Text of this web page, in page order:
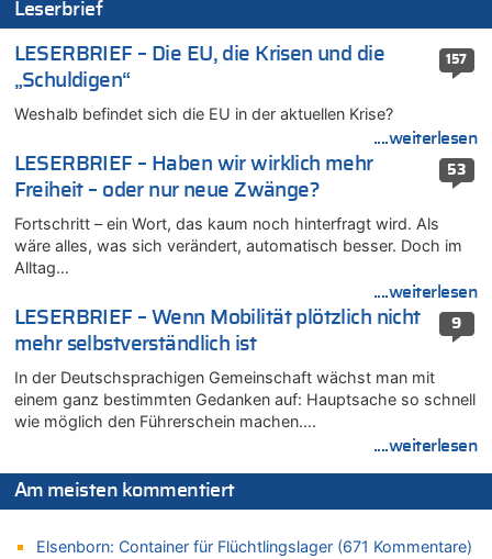
07.08.2026 - 13:31 von Guido Scholzen zu
Wasserstand des Rheins in NRW so niedrig wie noch nie
07.08.2026 - 13:23 von JoKrings zu
Tempolimit in 30er-Zonen – Untersuchung von Vias
07.08.2026 - 13:20 von JoKrings zu
In Belgien missachten zwei von drei Autofahrern das
Tempolimit in 30er-Zonen – Untersuchung von Vias
07.08.2026 - 13:04 von Kein Raser zu
In Belgien missachten zwei von drei Autofahrern das
Tempolimit in 30er-Zonen – Untersuchung von Vias
07.08.2026 - 13:01 von Experten? zu
In Belgien missachten zwei von drei Autofahrern das
Tempolimit in 30er-Zonen – Untersuchung von Vias
07.08.2026 - 12:43 von JoKrings zu
Zweite Hitzewelle in diesem Sommer ist jetzt amtlich
In Belgien missachten zwei von drei Autofahrern das
Tempolimit in 30er-Zonen – Untersuchung von Vias
In Belgien missachten zwei von drei Autofahrern das
Leserbrief
157
LESERBRIEF – Die EU, die Krisen und die
„Schuldigen“
Weshalb befindet sich die EU in der aktuellen Krise?
....weiterlesen
53
LESERBRIEF – Haben wir wirklich mehr
Freiheit – oder nur neue Zwänge?
Fortschritt – ein Wort, das kaum noch hinterfragt wird. Als
wäre alles, was sich verändert, automatisch besser. Doch im
Alltag…
....weiterlesen
9
LESERBRIEF – Wenn Mobilität plötzlich nicht
mehr selbstverständlich ist
In der Deutschsprachigen Gemeinschaft wächst man mit
einem ganz bestimmten Gedanken auf: Hauptsache so schnell
wie möglich den Führerschein machen….
....weiterlesen
Am meisten kommentiert
Elsenborn: Container für Flüchtlingslager (671 Kommentare)